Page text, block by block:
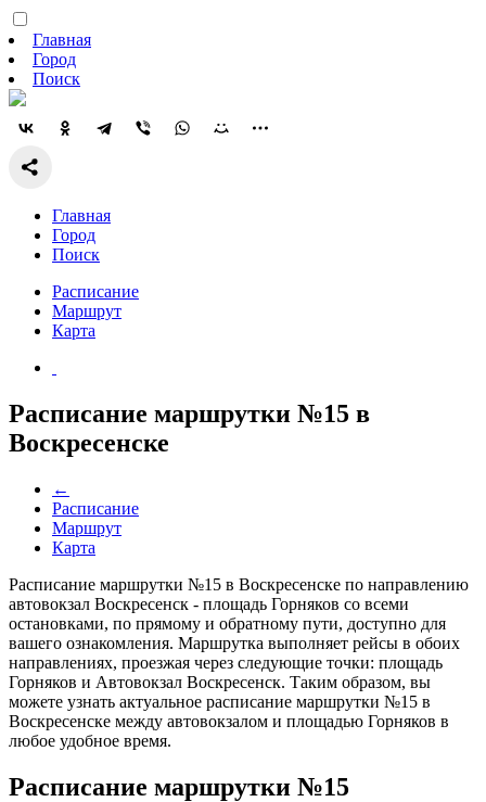
Главная
Город
Поиск
Главная
Город
Поиск
Расписание
Маршрут
Карта
Расписание маршрутки №15 в
Воскресенске
←
Расписание
Маршрут
Карта
Расписание маршрутки №15 в Воскресенске по направлению
автовокзал Воскресенск - площадь Горняков со всеми
остановками, по прямому и обратному пути, доступно для
вашего ознакомления. Маршрутка выполняет рейсы в обоих
направлениях, проезжая через следующие точки: площадь
Горняков и Автовокзал Воскресенск. Таким образом, вы
можете узнать актуальное расписание маршрутки №15 в
Воскресенске между автовокзалом и площадью Горняков в
любое удобное время.
Расписание маршрутки №15